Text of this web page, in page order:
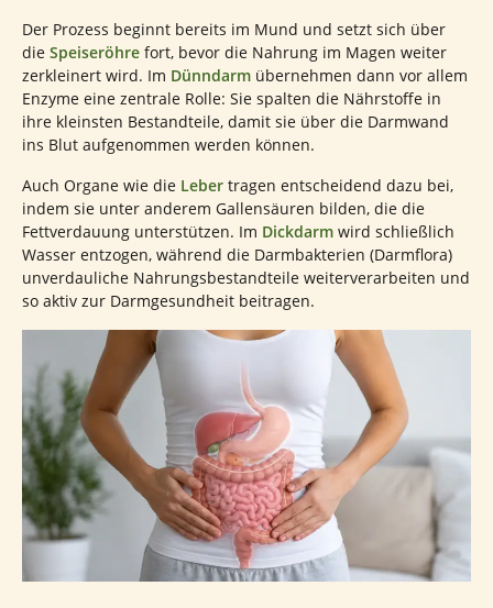
Der Prozess beginnt bereits im Mund und setzt sich über
die Speiseröhre fort, bevor die Nahrung im Magen weiter
zerkleinert wird. Im Dünndarm übernehmen dann vor allem
Enzyme eine zentrale Rolle: Sie spalten die Nährstoffe in
ihre kleinsten Bestandteile, damit sie über die Darmwand
ins Blut aufgenommen werden können.
Auch Organe wie die Leber tragen entscheidend dazu bei,
indem sie unter anderem Gallensäuren bilden, die die
Fettverdauung unterstützen. Im Dickdarm wird schließlich
Wasser entzogen, während die Darmbakterien (Darmflora)
unverdauliche Nahrungsbestandteile weiterverarbeiten und
so aktiv zur Darmgesundheit beitragen.